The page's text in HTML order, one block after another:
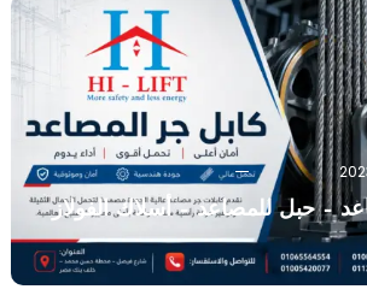
– حبل للمصاعد – أسلاك الفولاز